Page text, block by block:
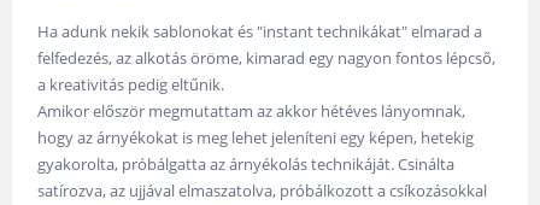
Ha adunk nekik sablonokat és "instant technikákat" elmarad a
felfedezés, az alkotás öröme, kimarad egy nagyon fontos lépcső,
a kreativitás pedig eltűnik.
Amikor először megmutattam az akkor hétéves lányomnak,
hogy az árnyékokat is meg lehet jeleníteni egy képen, hetekig
gyakorolta, próbálgatta az árnyékolás technikáját. Csinálta
satírozva, az ujjával elmaszatolva, próbálkozott a csíkozásokkal